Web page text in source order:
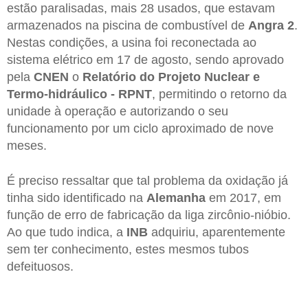
estão paralisadas, mais 28 usados, que estavam
armazenados na piscina de combustível de Angra 2.
Nestas condições, a usina foi reconectada ao
sistema elétrico em 17 de agosto, sendo aprovado
pela CNEN o Relatório do Projeto Nuclear e
Termo-hidráulico - RPNT, permitindo o retorno da
unidade à operação e autorizando o seu
funcionamento por um ciclo aproximado de nove
meses.
É preciso ressaltar que tal problema da oxidação já
tinha sido identificado na Alemanha em 2017, em
função de erro de fabricação da liga zircônio-nióbio.
Ao que tudo indica, a INB adquiriu, aparentemente
sem ter conhecimento, estes mesmos tubos
defeituosos.